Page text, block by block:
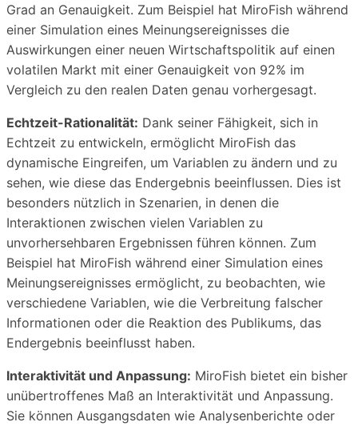
Grad an Genauigkeit. Zum Beispiel hat MiroFish während
einer Simulation eines Meinungsereignisses die
Auswirkungen einer neuen Wirtschaftspolitik auf einen
volatilen Markt mit einer Genauigkeit von 92% im
Vergleich zu den realen Daten genau vorhergesagt.
Echtzeit-Rationalität: Dank seiner Fähigkeit, sich in
Echtzeit zu entwickeln, ermöglicht MiroFish das
dynamische Eingreifen, um Variablen zu ändern und zu
sehen, wie diese das Endergebnis beeinflussen. Dies ist
besonders nützlich in Szenarien, in denen die
Interaktionen zwischen vielen Variablen zu
unvorhersehbaren Ergebnissen führen können. Zum
Beispiel hat MiroFish während einer Simulation eines
Meinungsereignisses ermöglicht, zu beobachten, wie
verschiedene Variablen, wie die Verbreitung falscher
Informationen oder die Reaktion des Publikums, das
Endergebnis beeinflusst haben.
Interaktivität und Anpassung: MiroFish bietet ein bisher
unübertroffenes Maß an Interaktivität und Anpassung.
Sie können Ausgangsdaten wie Analysenberichte oder